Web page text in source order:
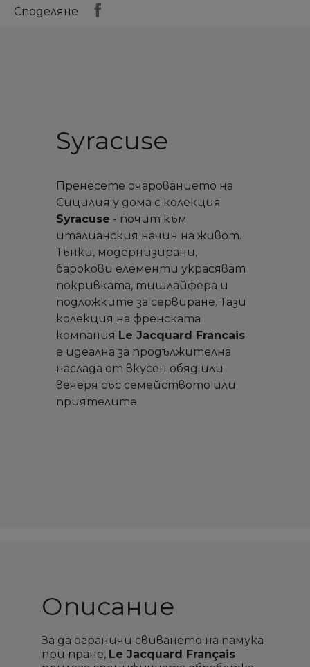
Споделяне
Syracuse
Пренесете очарованието на
Сицилия у дома с колекция
Syracuse - почит към
италианския начин на живот.
Тънки, модернизирани,
барокови елементи украсяват
покривката, тишлайфера и
подложките за сервиране. Тази
колекция на френската
компания Le Jacquard Francais
е идеална за прoдължителна
наслада от вкусен обяд или
вечеря със семейството или
приятелите.
Описание
За да ограничи свиването на памука
при пране, Le Jacquard Français